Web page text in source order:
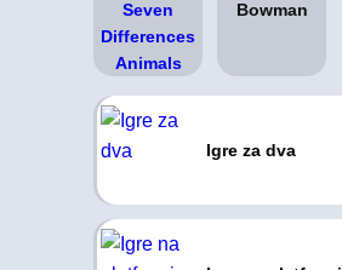
Igre za dva